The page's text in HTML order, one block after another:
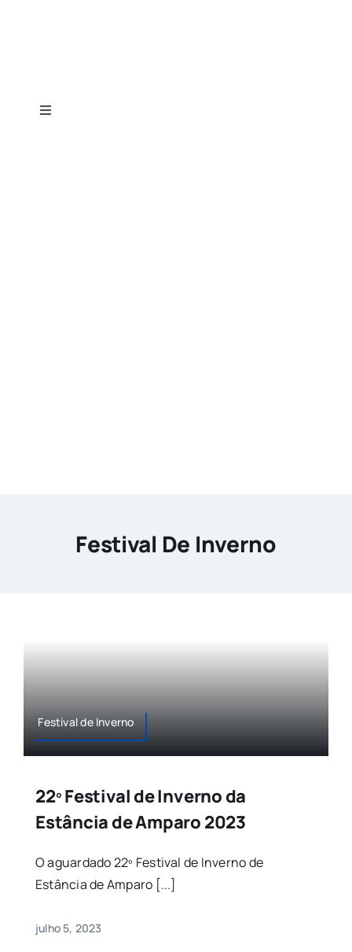
Toggle
Festival De Inverno
Festival de Inverno
22º Festival de Inverno da
Estância de Amparo 2023
O aguardado 22º Festival de Inverno de
Estância de Amparo [...]
julho 5, 2023